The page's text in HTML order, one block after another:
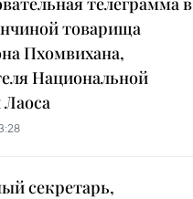
товарища
Пхомвихана,
Национальной
Лаоса
секретарь,